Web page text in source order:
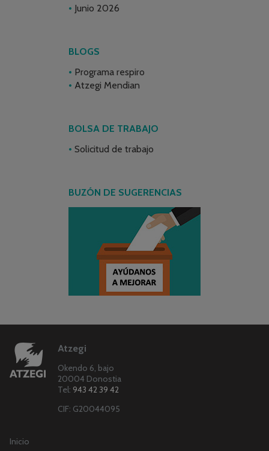
Junio 2026
BLOGS
Programa respiro
Atzegi Mendian
BOLSA DE TRABAJO
Solicitud de trabajo
BUZÓN DE SUGERENCIAS
Atzegi
Okendo 6, bajo
20004 Donostia
Tel: 943 42 39 42
CIF: G20044095
Inicio